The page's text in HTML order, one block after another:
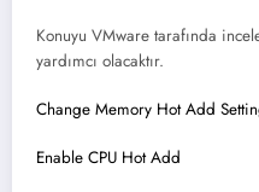
Konuyu VMware tarafında
yardımcı olacaktır.
Change Memory Hot Add
Enable CPU Hot Add